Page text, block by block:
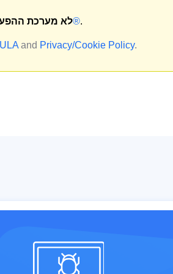
לא מערכתמק®.
and Privacy/Cookie Policy.